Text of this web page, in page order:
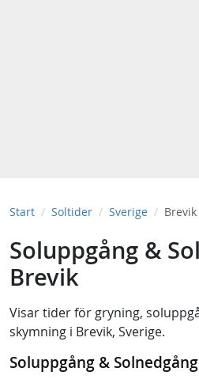
Start Soltider Sverige Brevik
Soluppgång &
Brevik
Visar tider för gryning,
skymning i Brevik, Sverige.
Soluppgång & Solnedgång